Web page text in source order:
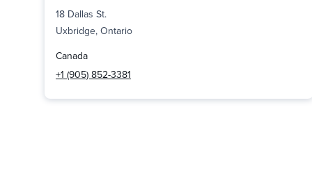
18 Dallas St.
Uxbridge, Ontario
Canada
+1 (905) 852-3381